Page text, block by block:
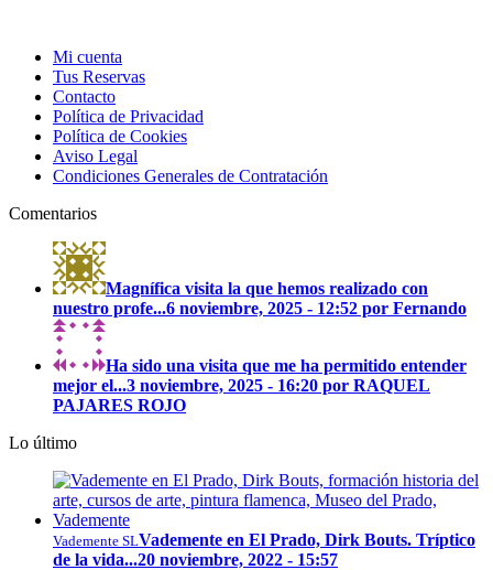
Mi cuenta
Tus Reservas
Contacto
Política de Privacidad
Política de Cookies
Aviso Legal
Condiciones Generales de Contratación
Comentarios
Magnífica visita la que hemos realizado con
nuestro profe...6 noviembre, 2025 - 12:52 por Fernando
Ha sido una visita que me ha permitido entender
mejor el...3 noviembre, 2025 - 16:20 por RAQUEL
PAJARES ROJO
Lo último
Vademente SLVademente en El Prado, Dirk Bouts. Tríptico
de la vida...20 noviembre, 2022 - 15:57